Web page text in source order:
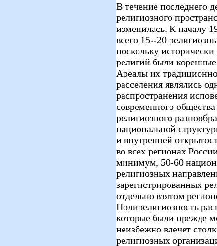
В течение последнего
религиозного
изменилась. К началу
всего 15--20
поскольку
религий были
Ареалы их
расселения являлись
распространения
современного
религиозного
национальной
и внутренней
во всех регионах
минимум, 50-60
религиозных
зарегистрированных
отдельно взятом
Полирелигиозность
которые были прежде
неизбежно влечет
религиозных